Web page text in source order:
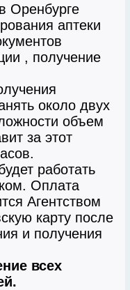
Оренбурге
аптеки
, получение
около двух
объем
за этот
работать
Оплата
Агентством
карту после
и получения
всех